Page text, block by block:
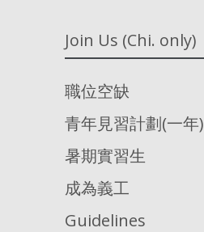
Join Us (Chi. only)
職位空缺
青年見習計劃(一年)
暑期實習生
成為義工
Guidelines